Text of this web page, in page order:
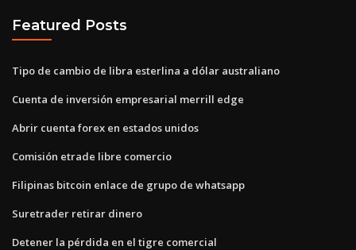
Featured Posts
Tipo de cambio de libra esterlina a dólar australiano
Cuenta de inversión empresarial merrill edge
Abrir cuenta forex en estados unidos
Comisión etrade libre comercio
Filipinas bitcoin enlace de grupo de whatsapp
Suretrader retirar dinero
Detener la pérdida en el tigre comercial